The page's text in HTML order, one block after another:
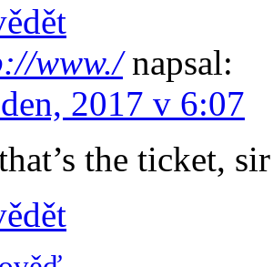
www./ napsal:
2017 v 6:07
the ticket,